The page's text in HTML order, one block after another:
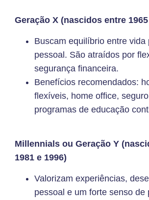
Geração X (nascidos entre 1965
Buscam equilíbrio entre vida
pessoal. São atraídos por
segurança financeira.
Benefícios recomendados:
flexíveis, home office,
programas de educação
Millennials ou Geração Y
1981 e 1996)
Valorizam experiências,
pessoal e um forte senso de